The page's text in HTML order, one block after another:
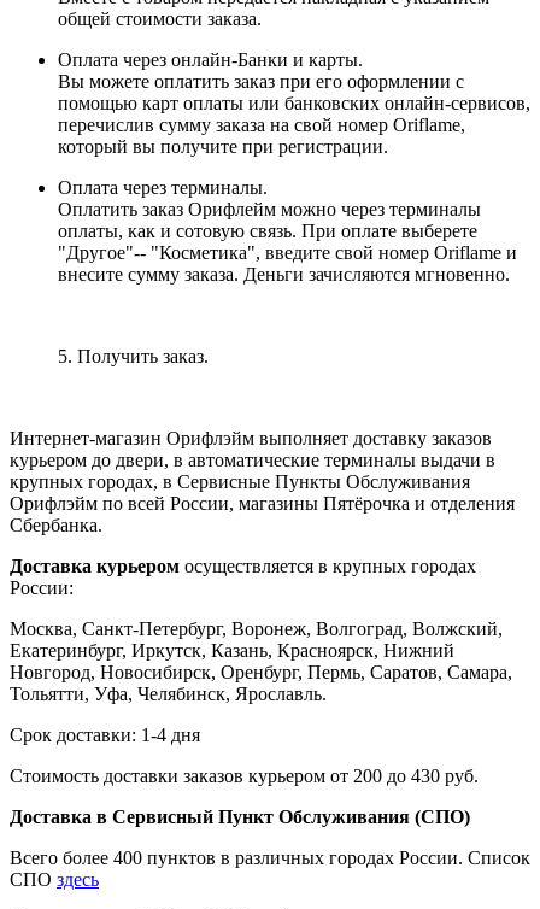
общей стоимости заказа.
Оплата через онлайн-Банки и карты.
Вы можете оплатить заказ при его оформлении с
помощью карт оплаты или банковских онлайн-сервисов,
перечислив сумму заказа на свой номер Oriflame,
который вы получите при регистрации.
Оплата через терминалы.
Оплатить заказ Орифлейм можно через терминалы
оплаты, как и сотовую связь. При оплате выберете
"Другое"-- "Косметика", введите свой номер Oriflame и
внесите сумму заказа. Деньги зачисляются мгновенно.
5. Получить заказ.
Интернет-магазин Орифлэйм выполняет доставку заказов
курьером до двери, в автоматические терминалы выдачи в
крупных городах, в Сервисные Пункты Обслуживания
Орифлэйм по всей России, магазины Пятёрочка и отделения
Сбербанка.
Доставка курьером осуществляется в крупных городах
России:
Москва, Санкт-Петербург, Воронеж, Волгоград, Волжский,
Екатеринбург, Иркутск, Казань, Красноярск, Нижний
Новгород, Новосибирск, Оренбург, Пермь, Саратов, Самара,
Тольятти, Уфа, Челябинск, Ярославль.
Срок доставки: 1-4 дня
Стоимость доставки заказов курьером от 200 до 430 руб.
Доставка в Сервисный Пункт Обслуживания (СПО)
Всего более 400 пунктов в различных городах России. Список
СПО здесь